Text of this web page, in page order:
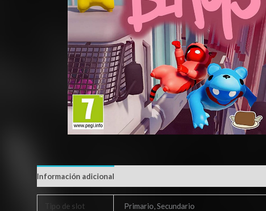
Información adicional
Tipo de slot Primario, Secundario